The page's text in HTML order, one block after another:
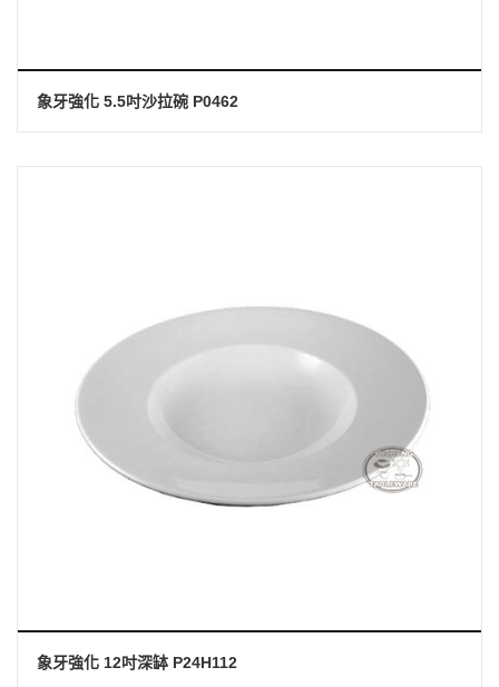
象牙強化 5.5吋沙拉碗 P0462
象牙強化 12吋深缽 P24H112